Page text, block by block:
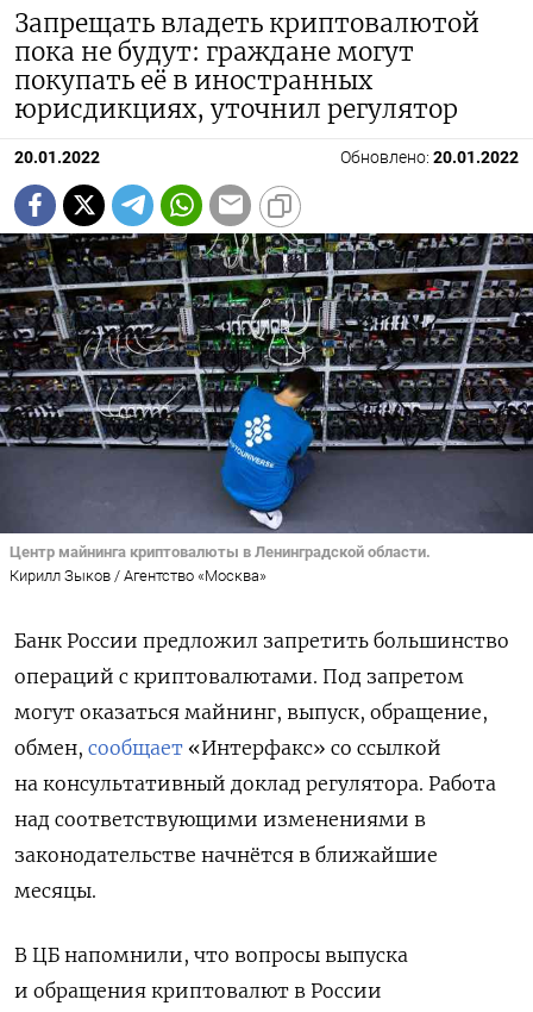
Запрещать владеть криптовалютой
пока не будут: граждане могут
покупать её в иностранных
юрисдикциях, уточнил регулятор
20.01.2022 Обновлено: 20.01.2022
Центр майнинга криптовалюты в Ленинградской области.
Кирилл Зыков / Агентство «Москва»
Банк России предложил запретить большинство
операций с криптовалютами. Под запретом
могут оказаться майнинг, выпуск, обращение,
обмен, сообщает «Интерфакс» со ссылкой
на консультативный доклад регулятора. Работа
над соответствующими изменениями в
законодательстве начнётся в ближайшие
месяцы.
В ЦБ напомнили, что вопросы выпуска
и обращения криптовалют в России